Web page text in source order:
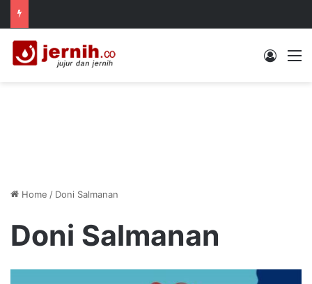
Log In
Home / Doni Salmanan
Doni Salmanan